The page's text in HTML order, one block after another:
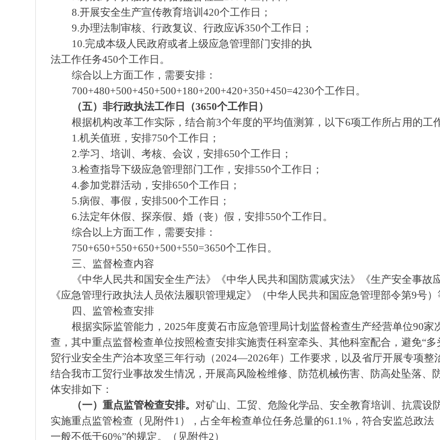
8.开展安全生产宣传教育培训420个工作日；
9.办理法制审核、行政复议、行政应诉350个工作日；
10.完成本级人民政府或者上级应急管理部门安排的执
法工作任务450个工作日。
综合以上方面工作，需要安排：
700+480+500+450+500+180+200+420+350+450=4230个工作日。
（五）非行政执法工作日（3650个工作日）
根据机构改革工作实际，结合前3个年度的平均值测算，以下6项工作所占用的工
1.机关值班，安排750个工作日；
2.学习、培训、考核、会议，安排650个工作日；
3.检查指导下级应急管理部门工作，安排550个工作日；
4.参加党群活动，安排650个工作日；
5.病假、事假，安排500个工作日；
6.法定年休假、探亲假、婚（丧）假，安排550个工作日。
综合以上方面工作，需要安排：
750+650+550+650+500+550=3650个工作日。
三、监督检查内容
《中华人民共和国安全生产法》《中华人民共和国防震减灾法》《生产安全事
《应急管理行政执法人员依法履职管理规定》（中华人民共和国应急管理部令第9号）
四、监管检查安排
根据实际监管能力，2025年度黄石市应急管理局计划监督检查生产经营单位90
查，其中重点监督检查单位按照检查安排实施责任科室牵头、其他科室配合，避免“
贸行业安全生产治本攻坚三年行动（2024—2026年）工作要求，以及省厅开展专项整
结合我市工贸行业事故发生情况，开展高风险检维修、防范机械伤害、防高处坠落、
体安排如下：
（一）重点监管检查安排。 对矿山、工贸、危险化学品、安全教育培训、抗震设
实施重点监管检查（见附件1），占全年检查单位任务总量的61.1%，符合安监总政法
一般不低于60%”的规定。（见附件2）